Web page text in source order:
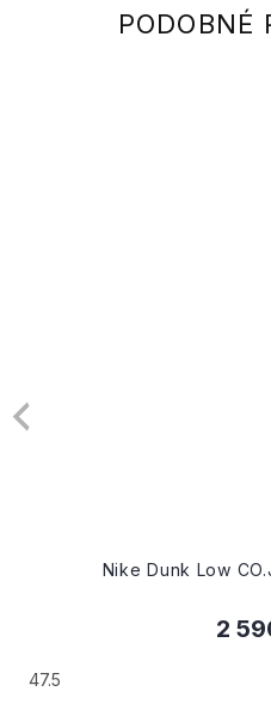
Nike Dunk Low
2
47.5